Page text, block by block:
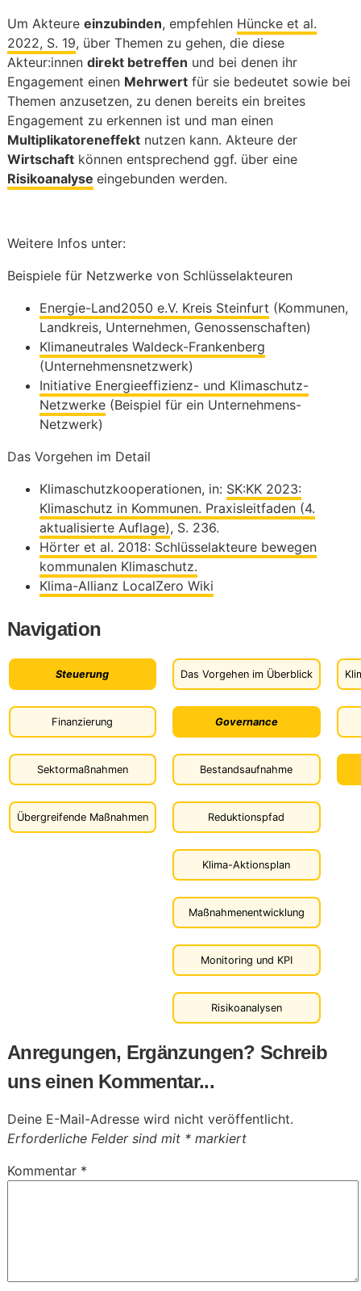
Um Akteure einzubinden, empfehlen Hüncke et al.
2022, S. 19, über Themen zu gehen, die diese
Akteur:innen direkt betreffen und bei denen ihr
Engagement einen Mehrwertfür sie bedeutet sowie bei
Themen anzusetzen, zu denen bereits ein breites
Engagement zu erkennen ist und man einen
Multiplikatoreneffektnutzen kann. Akteure der
Wirtschaftkönnen entsprechend ggf. über eine
Risikoanalyse eingebunden werden.
Weitere Infos unter:
Beispiele für Netzwerke von Schlüsselakteuren
Energie-Land2050 e.V. Kreis Steinfurt (Kommunen,
Landkreis, Unternehmen, Genossenschaften)
Klimaneutrales Waldeck-Frankenberg
(Unternehmensnetzwerk)
Initiative Energieeffizienz- und Klimaschutz-
Netzwerke(Beispiel für ein Unternehmens-
Netzwerk)
Das Vorgehen im Detail
Klimaschutzkooperationen, in: SK:KK 2023:
Klimaschutz in Kommunen. Praxisleitfaden (4.
aktualisierte Auflage), S. 236.
Hörter et al. 2018: Schlüsselakteure bewegen
kommunalen Klimaschutz.
Klima-Allianz LocalZero Wiki
Navigation
Steuerung
Finanzierung
Sektormaßnahmen
Übergreifende Maßnahmen
Das Vorgehen im Überblick
Governance
Bestandsaufnahme
Reduktionspfad
Klima-Aktionsplan
Maßnahmenentwicklung
Monitoring und KPI
Risikoanalysen
Anregungen, Ergänzungen? Schreib
uns einen Kommentar...
Deine E-Mail-Adresse wird nicht veröffentlicht.
Erforderliche Felder sind mit *markiert
Kommentar *